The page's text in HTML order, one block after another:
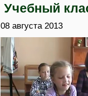
Учебный
08 августа 2013